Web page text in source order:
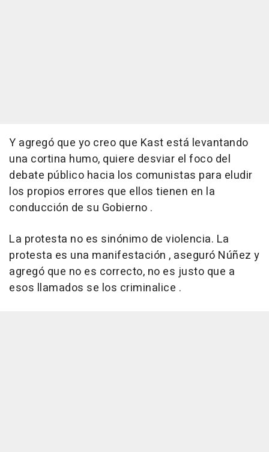
Y agregó que yo creo que Kast está levantando
una cortina humo, quiere desviar el foco del
debate público hacia los comunistas para eludir
los propios errores que ellos tienen en la
conducción de su Gobierno .
La protesta no es sinónimo de violencia. La
protesta es una manifestación , aseguró Núñez y
agregó que no es correcto, no es justo que a
esos llamados se los criminalice .